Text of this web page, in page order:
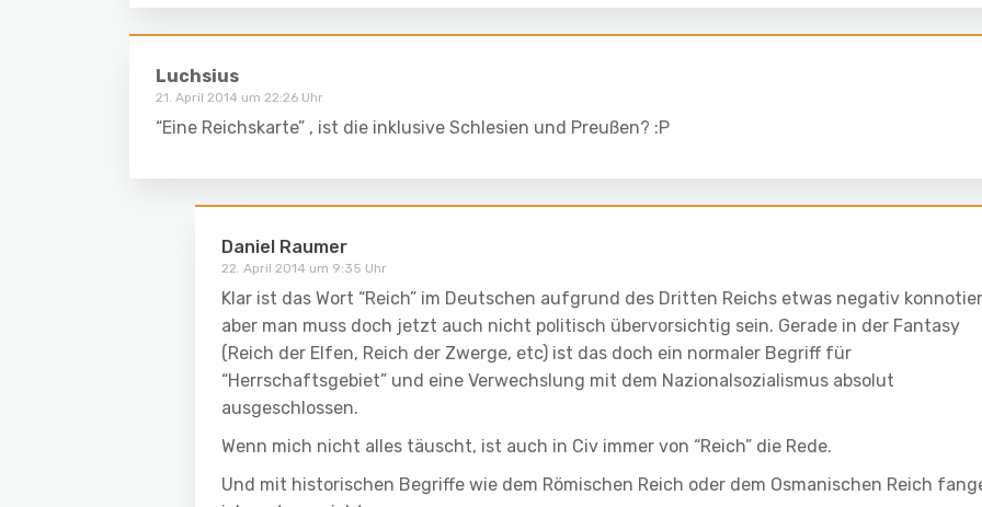
Luchsius
21. April 2014 um 22:26 Uhr
“Eine Reichskarte” , ist die inklusive Schlesien und Preußen? :P
Daniel Raumer
22. April 2014 um 9:35 Uhr
Klar ist das Wort “Reich” im Deutschen aufgrund des Dritten Reichs etwas negativ
aber man muss doch jetzt auch nicht politisch übervorsichtig sein. Gerade in der Fantasy
(Reich der Elfen, Reich der Zwerge, etc) ist das doch ein normaler Begriff für
“Herrschaftsgebiet” und eine Verwechslung mit dem Nazionalsozialismus absolut
ausgeschlossen.
Wenn mich nicht alles täuscht, ist auch in Civ immer von “Reich” die Rede.
Und mit historischen Begriffe wie dem Römischen Reich oder dem Osmanischen Reich